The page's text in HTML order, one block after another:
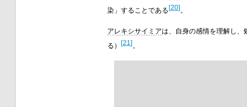
染」することである[20]。
アレキシサイミアは、自身の感情を理解し、
る） [21]。